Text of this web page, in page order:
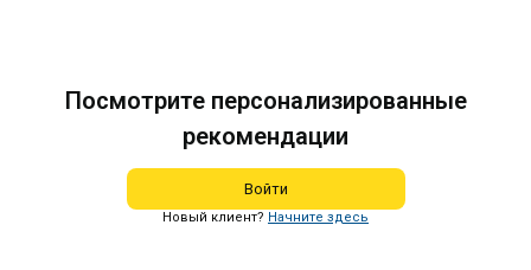
Посмотрите персонализированные
рекомендации
Войти
Новый клиент? Начните здесь